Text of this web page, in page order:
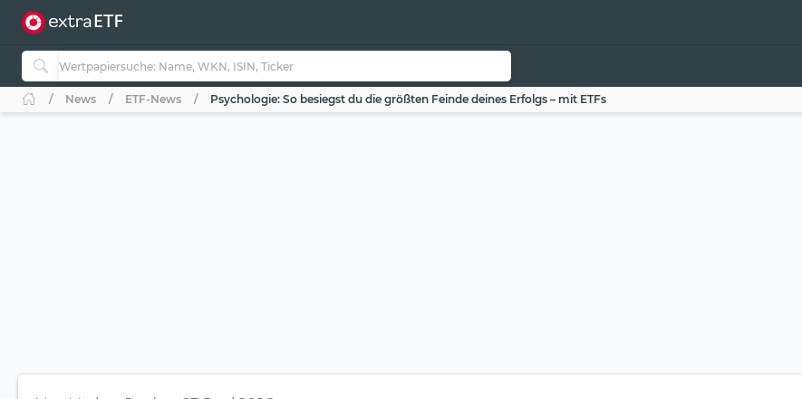
News ETF-News Psychologie: So besiegst du die größten Feinde deines Erfolgs – mit ETFs